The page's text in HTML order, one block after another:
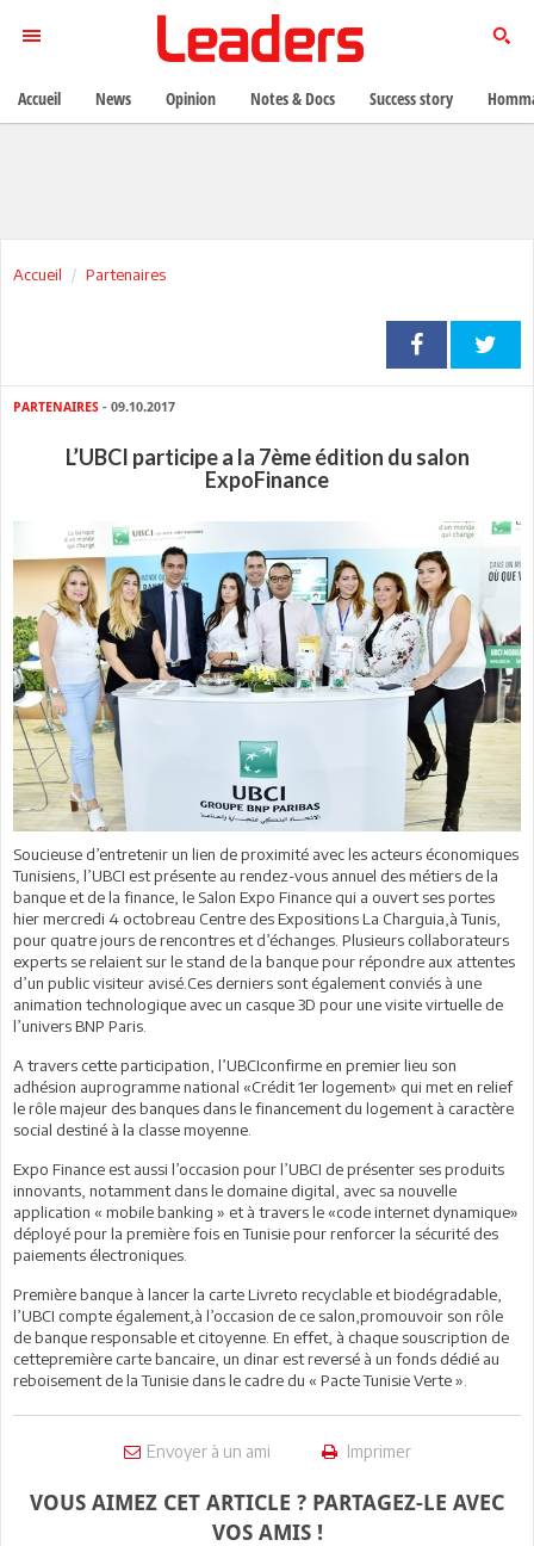
Accueil Partenaires
PARTENAIRES - 09.10.2017
L’UBCI participe a la 7ème édition du salon
ExpoFinance
Soucieuse d’entretenir un lien de proximité avec les acteurs économiques
Tunisiens, l’UBCI est présente au rendez-vous annuel des métiers de la
banque et de la finance, le Salon Expo Finance qui a ouvert ses portes
hier mercredi 4 octobreau Centre des Expositions La Charguia,à Tunis,
pour quatre jours de rencontres et d’échanges. Plusieurs collaborateurs
experts se relaient sur le stand de la banque pour répondre aux attentes
d’un public visiteur avisé.Ces derniers sont également conviés à une
animation technologique avec un casque 3D pour une visite virtuelle de
l’univers BNP Paris.
A travers cette participation, l’UBCIconfirme en premier lieu son
adhésion auprogramme national «Crédit 1er logement» qui met en relief
le rôle majeur des banques dans le financement du logement à caractère
social destiné à la classe moyenne.
Expo Finance est aussi l’occasion pour l’UBCI de présenter ses produits
innovants, notamment dans le domaine digital, avec sa nouvelle
application « mobile banking » et à travers le «code internet dynamique»
déployé pour la première fois en Tunisie pour renforcer la sécurité des
paiements électroniques.
Première banque à lancer la carte Livreto recyclable et biodégradable,
l’UBCI compte également,à l’occasion de ce salon,promouvoir son rôle
de banque responsable et citoyenne. En effet, à chaque souscription de
cettepremière carte bancaire, un dinar est reversé à un fonds dédié au
reboisement de la Tunisie dans le cadre du « Pacte Tunisie Verte ».
Envoyer à un ami Imprimer
VOUS AIMEZ CET ARTICLE ? PARTAGEZ-LE AVEC
VOS AMIS !
Accueil News Opinion Notes & Docs Success story